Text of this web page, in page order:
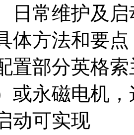
日常维护及
体方法和要
置部分英格
或永磁电机
动可实现